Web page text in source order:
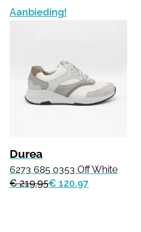
Aanbieding!
Durea
6273 685 0353 Off White
€ 219.95€ 120.97